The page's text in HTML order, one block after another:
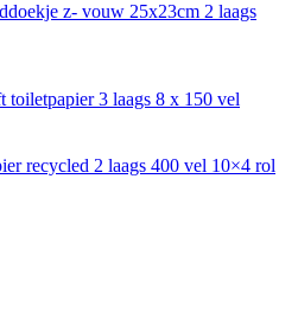
z- vouw 25x23cm 2 laags
toiletpapier 3 laags 8 x 150 vel
recycled 2 laags 400 vel 10×4 rol